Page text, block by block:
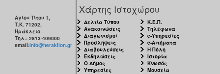
Αγίου Τίτου 1,
Τ.Κ. 71202,
Ηράκλειο
Τηλ.: 2813-409000
email:info@heraklion.gr
Χάρτης Ιστοχώρου
Δελτία Τύπου
Ανακοινώσεις
Διαγωνισμοί
Προσλήψεις
Διαβουλεύσεις
Εκδηλώσεις
Ο Δήμος
Υπηρεσίες
Κ.Ε.Π.
Τηλέφωνα
e-Υπηρεσίες
e-Αιτήματα
Η Πόλη
Ιστορία
Κνωσός
Μουσεία